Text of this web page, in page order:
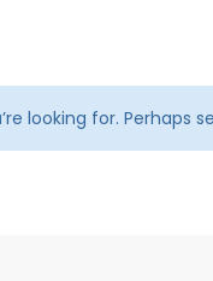
looking for. Perhaps